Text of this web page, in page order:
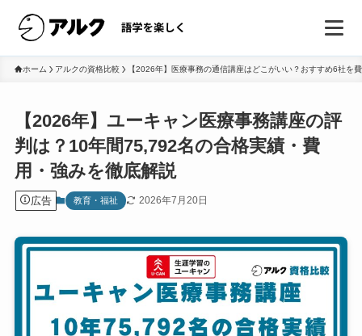
ホーム アルクの資格比較 【2026年】医療事務の通信講座はどこがいい？おすすめ6社を
【2026年】ユーキャン医療事務講座の評
判は？10年間75,792名の合格実績・費
用・強みを徹底解説
広告 教育・福祉 2026年7月20日